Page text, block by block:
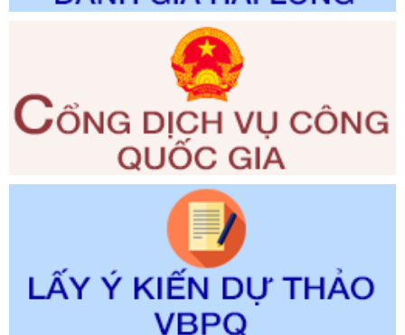
Số kí hiệu:2300/QĐ-UBND
Tên: V/v công bố danh mục thủ tục hành chính được sửa
đổi, bổ sung và phê duyệt quy trình nội bộ, quy trình điện tử
giải quyết thủ tục hành chính trong lĩnh vực Luật sư thuộc
phạm vi chức năng quản lý của Sở Tư pháp
Ngày ban hành: 01/06/2026
351/2025/NĐ-CP
Tên: Nghị định số 351/2025/NĐ-CP của Chính phủ: Quy
định chuẩn nghèo đa chiều quốc gia giai đoạn 2026 - 2030
Ngày ban hành: 29/12/2026
3014/QĐ-UBND
Tên: Quyết định về việc công bố danh mục thủ tục hành
chính ban hành mới, sửa đổi bổ sung trong lĩnh vực hỗ trợ
đầu tư, lĩnh vực đấu thầu lựa chọn nhà thầu thuộc thẩm
quyền giải quyết của Sở Tài chính và Ban Quản lý Khu kinh
tế Đông Nam Nghệ An